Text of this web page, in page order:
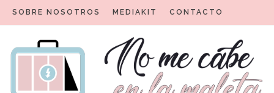
SOBRE NOSOTROS MEDIAKIT CONTACTO
No me cabe en la maleta
Un blog para viajeros con encanto